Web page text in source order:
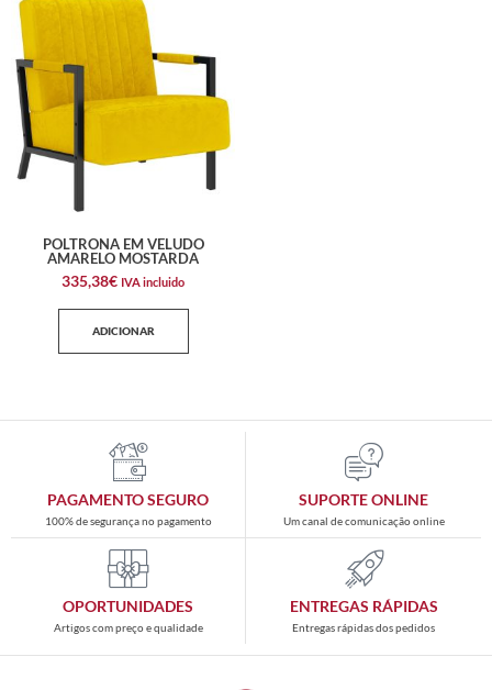
POLTRONA EM VELUDO
AMARELO MOSTARDA
335,38€ IVA incluido
ADICIONAR
PAGAMENTO SEGURO
100% de segurança no pagamento
SUPORTE ONLINE
Um canal de comunicação online
OPORTUNIDADES
Artigos com preço e qualidade
ENTREGAS RÁPIDAS
Entregas rápidas dos pedidos